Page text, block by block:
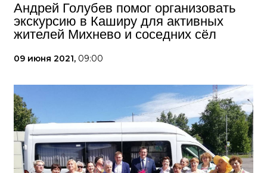
Андрей Голубев помог организовать
экскурсию в Каширу для активных
жителей Михнево и соседних сёл
09 июня 2021, 09:00